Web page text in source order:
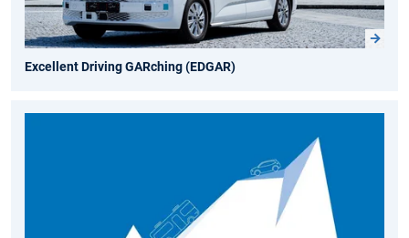
Excellent Driving GARching (EDGAR)